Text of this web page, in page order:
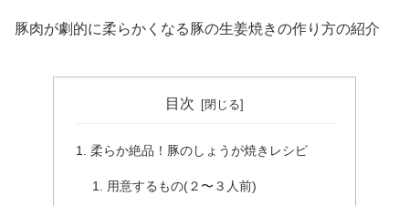
豚肉が劇的に柔らかくなる豚の生姜焼きの作り方の紹介
目次
柔らか絶品！豚のしょうが焼きレシピ
用意するもの(２〜３人前)